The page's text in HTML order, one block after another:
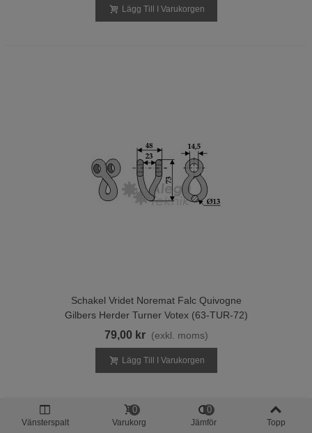
Lägg Till I Varukorgen
Schakel Vridet Noremat Falc Quivogne
Gilbers Herder Turner Votex (63-TUR-72)
79,00 kr (exkl. moms)
Lägg Till I Varukorgen
Vänsterspalt Varukorg
0
Jämför
0
Topp